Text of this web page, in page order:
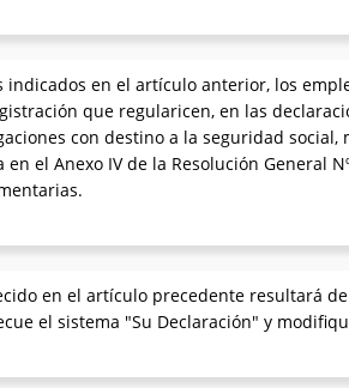
indicados en el artículo anterior, los
que regularicen, en las
con destino a la seguridad
el Anexo IV de la Resolución General
en el artículo precedente resultará
el sistema "Su Declaración" y